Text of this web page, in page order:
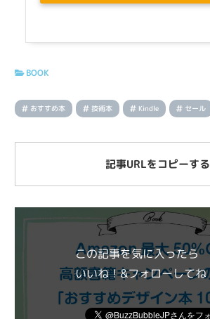
BOOK
おすすめ本 技術本 Kindle セール
記事URLをコピーする
この記事を気に入ったら
いいね！&フォローしてね